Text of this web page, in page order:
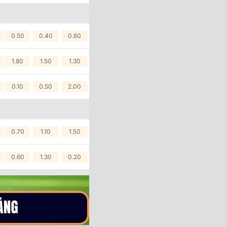
0.50 0.40 0.60
1.80 1.50 1.30
0.10 0.50 2.00
0.70 1.10 1.50
0.60 1.30 0.20